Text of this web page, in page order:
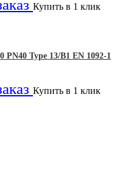
Купить в 1 клик
PN40 Type 13/B1 EN 1092-1
Купить в 1 клик